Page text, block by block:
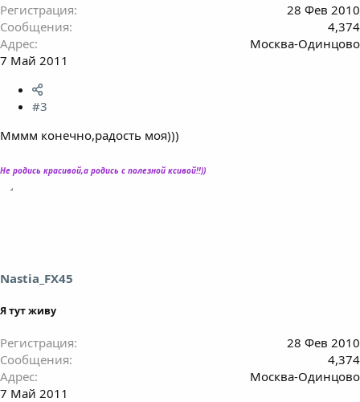
Регистрация
28 Фев 2010
Сообщения
4,374
Адрес
Москва-Одинцово
7 Май 2011
#3
Мммм конечно,радость моя)))
Не родись красивой,а родись с полезной ксивой!!))
Nastia_FX45
Я тут живу
Регистрация
28 Фев 2010
Сообщения
4,374
Адрес
Москва-Одинцово
7 Май 2011